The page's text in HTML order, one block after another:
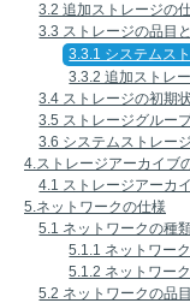
3.2 追加ストレージの
3.3 ストレージの品目
3.3.1 システムス
3.3.2 追加ストレ
3.4 ストレージの初期
3.5 ストレージグルー
3.6 システムストレー
4.ストレージアーカイブ
4.1 ストレージアーカ
5.ネットワークの仕様
5.1 ネットワークの種
5.1.1 ネットワー
5.1.2 ネットワー
5.2 ネットワークの品